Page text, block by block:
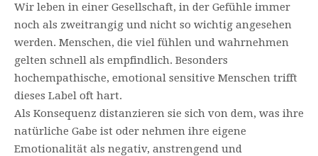
Wir leben in einer Gesellschaft, in der Gefühle immer
noch als zweitrangig und nicht so wichtig angesehen
werden. Menschen, die viel fühlen und wahrnehmen
gelten schnell als empfindlich. Besonders
hochempathische, emotional sensitive Menschen trifft
dieses Label oft hart.
Als Konsequenz distanzieren sie sich von dem, was ihre
natürliche Gabe ist oder nehmen ihre eigene
Emotionalität als negativ, anstrengend und